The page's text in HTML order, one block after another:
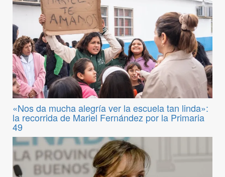
«Nos da mucha alegría ver la escuela tan linda»:
la recorrida de Mariel Fernández por la Primaria
49